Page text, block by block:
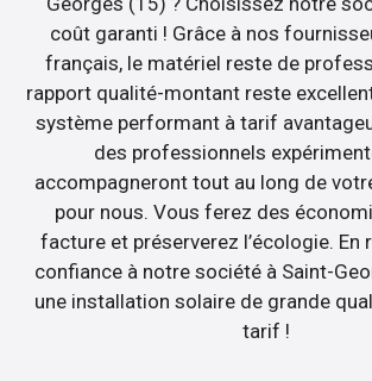
coût garanti ! Grâce à nos
français, le matériel reste de
rapport qualité-montant reste
système performant à tarif
des professionnels
accompagneront tout au long de
pour nous. Vous ferez des
facture et préserverez l’écologie. En
confiance à notre société à Saint-
une installation solaire de grande
tarif !